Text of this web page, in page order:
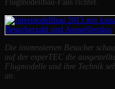
Flugmodellbau-Fans richtet.
Die interessierten Besucher
auf der experTEC die
Flugmodelle und ihre Technik
an.